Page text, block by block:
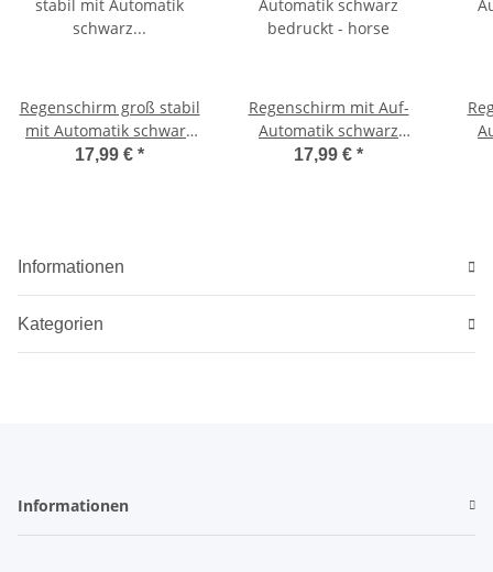
Regenschirm groß stabil
mit Automatik schwarz
bedruckt - holy
17,99 € *
Regenschirm mit Auf-
Automatik schwarz
bedruckt - horse
17,99 € *
Informationen
Kategorien
Informationen